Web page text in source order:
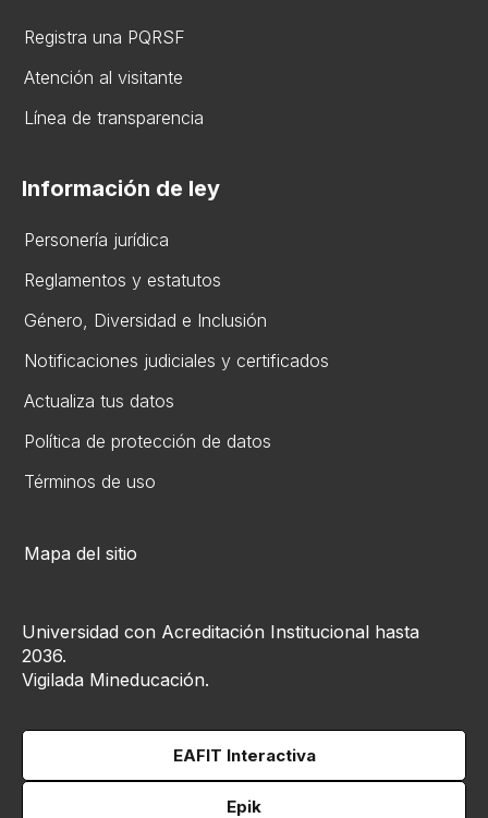
Registra una PQRSF
Atención al visitante
Línea de transparencia
Información de ley
Personería jurídica
Reglamentos y estatutos
Gén​ero, Diversidad ​e Inclusión
Notificaciones judiciales y certificados
Actualiza tus datos
Política de protección de datos
Términos de uso
Mapa del sitio
Universidad con Acreditación Institucional hasta
2036.
Vigilada Mineducación.
EAFIT Interactiva
Epik